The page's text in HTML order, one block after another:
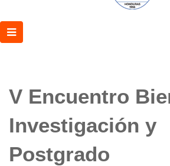
V Encuentro
Investigación y
Postgrado